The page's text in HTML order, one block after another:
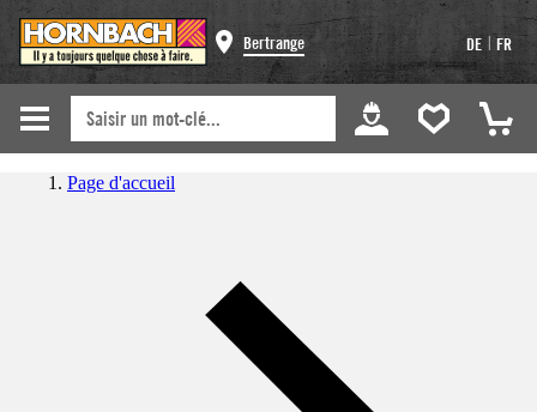
Bertrange DE | FR
Page d'accueil